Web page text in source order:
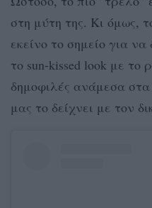
στη μύτη της. Κι όμως,
εκείνο το σημείο για
το sun-kissed look με το
δημοφιλές ανάμεσα
μας το δείχνει με τον